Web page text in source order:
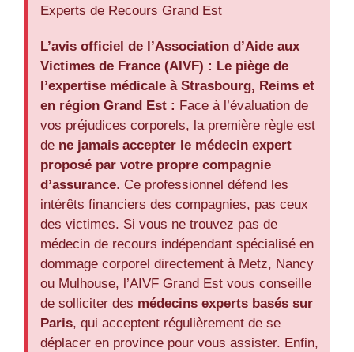
Experts de Recours Grand Est
L’avis officiel de l’Association d’Aide aux
Victimes de France (AIVF) : Le piège de
l’expertise médicale à Strasbourg, Reims et
en région Grand Est : Face à l’évaluation de
vos préjudices corporels, la première règle est
de ne jamais accepter le médecin expert
proposé par votre propre compagnie
d’assurance. Ce professionnel défend les
intérêts financiers des compagnies, pas ceux
des victimes. Si vous ne trouvez pas de
médecin de recours indépendant spécialisé en
dommage corporel directement à Metz, Nancy
ou Mulhouse, l’AIVF Grand Est vous conseille
de solliciter des médecins experts basés sur
Paris, qui acceptent régulièrement de se
déplacer en province pour vous assister. Enfin,